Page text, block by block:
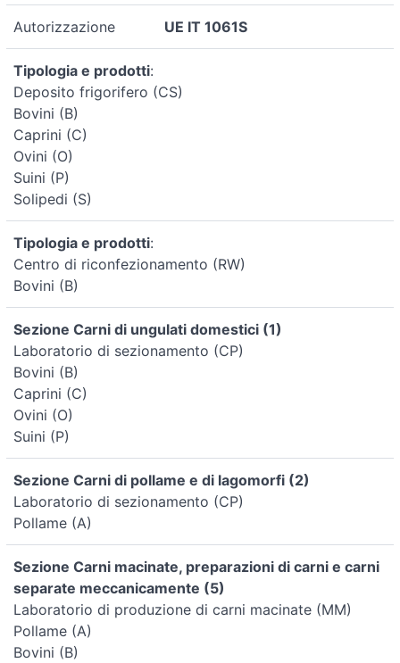
Autorizzazione UE IT 1061S
Tipologia e prodotti:
Deposito frigorifero (CS)
Bovini (B)
Caprini (C)
Ovini (O)
Suini (P)
Solipedi (S)
Tipologia e prodotti:
Centro di riconfezionamento (RW)
Bovini (B)
Sezione Carni di ungulati domestici (1)
Laboratorio di sezionamento (CP)
Bovini (B)
Caprini (C)
Ovini (O)
Suini (P)
Sezione Carni di pollame e di lagomorfi (2)
Laboratorio di sezionamento (CP)
Pollame (A)
Sezione Carni macinate, preparazioni di carni e carni
separate meccanicamente (5)
Laboratorio di produzione di carni macinate (MM)
Pollame (A)
Bovini (B)